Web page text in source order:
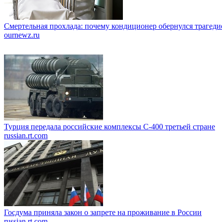
Смертельная прохлада: почему кондиционер обернулся
ournewz.ru
Турция передала российские комплексы С-400 третьей стране
russian.rt.com
Госдума приняла закон о запрете на проживание в России